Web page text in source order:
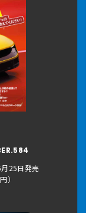
25日発売
）